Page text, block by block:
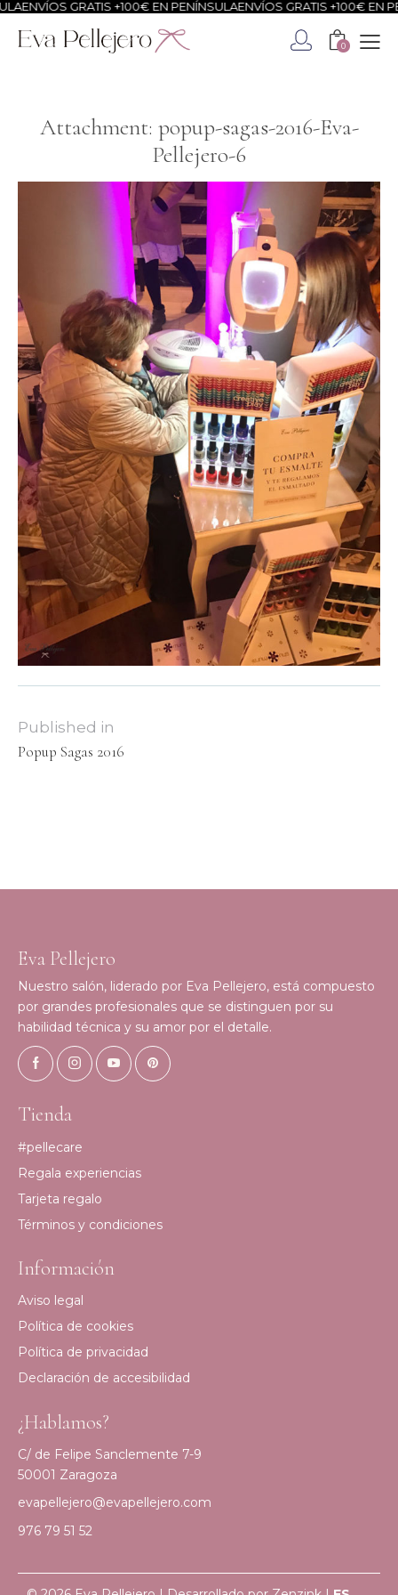
ENVÍOS GRATIS +100€ EN PENÍNSULAENVÍOS GRATIS +100€ EN
0
Attachment: popup-sagas-2016-Eva-
Pellejero-6
Published in
Popup Sagas 2016
Eva Pellejero
Nuestro salón, liderado por Eva Pellejero, está compuesto
por grandes profesionales que se distinguen por su
habilidad técnica y su amor por el detalle.
Tienda
#pellecare
Regala experiencias
Tarjeta regalo
Términos y condiciones
Información
Aviso legal
Política de cookies
Política de privacidad
Declaración de accesibilidad
¿Hablamos?
C/ de Felipe Sanclemente 7-9
50001 Zaragoza
evapellejero@evapellejero.com
976 79 51 52